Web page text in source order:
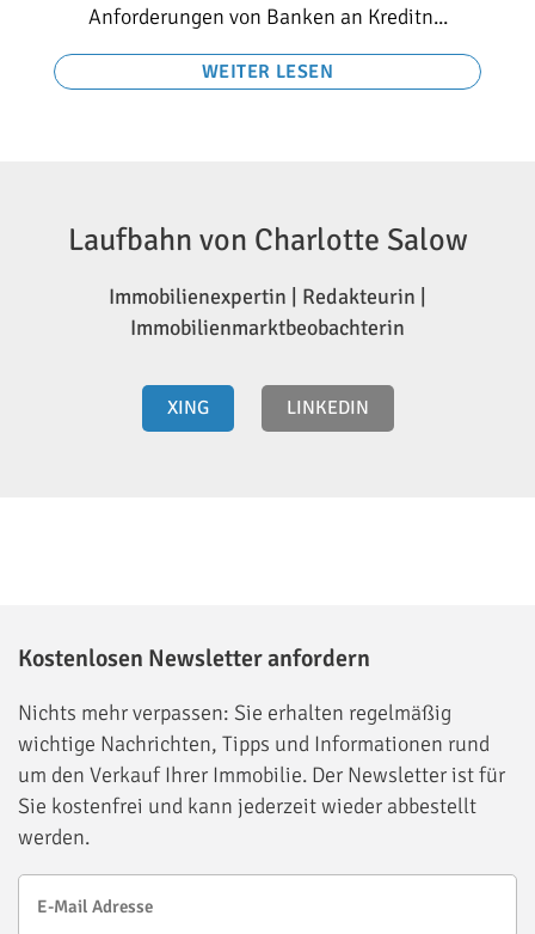
Anforderungen von Banken an Kreditn...
WEITER LESEN
Laufbahn von Charlotte Salow
Immobilienexpertin | Redakteurin |
Immobilienmarktbeobachterin
XING LINKEDIN
Kostenlosen Newsletter anfordern
Nichts mehr verpassen: Sie erhalten regelmäßig
wichtige Nachrichten, Tipps und Informationen rund
um den Verkauf Ihrer Immobilie. Der Newsletter ist für
Sie kostenfrei und kann jederzeit wieder abbestellt
werden.